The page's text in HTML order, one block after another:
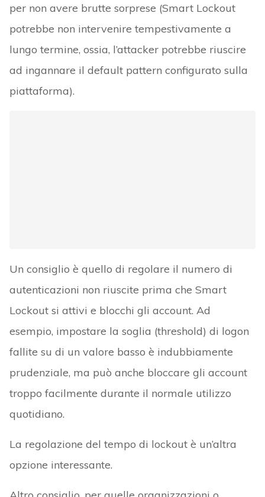
per non avere brutte sorprese (Smart Lockout
potrebbe non intervenire tempestivamente a
lungo termine, ossia, l’attacker potrebbe riuscire
ad ingannare il default pattern configurato sulla
piattaforma).
Un consiglio è quello di regolare il numero di
autenticazioni non riuscite prima che Smart
Lockout si attivi e blocchi gli account. Ad
esempio, impostare la soglia (threshold) di logon
fallite su di un valore basso è indubbiamente
prudenziale, ma può anche bloccare gli account
troppo facilmente durante il normale utilizzo
quotidiano.
La regolazione del tempo di lockout è un’altra
opzione interessante.